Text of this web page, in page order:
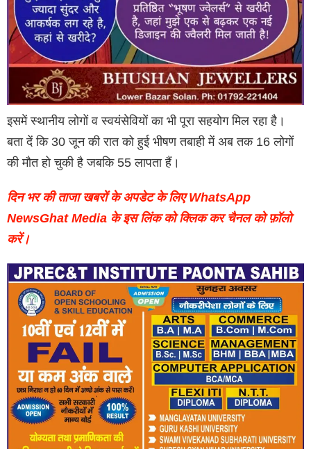
इसमें स्थानीय लोगों व स्वयंसेवियों का भी पूरा सहयोग मिल रहा है।
बता दें कि 30 जून की रात को हुई भीषण तबाही में अब तक 16 लोगों
की मौत हो चुकी है जबकि 55 लापता हैं।
दिन भर की ताजा खबरों के अपडेट के लिए WhatsApp
NewsGhat Media के इस लिंक को क्लिक कर चैनल को फ़ॉलो
करें।